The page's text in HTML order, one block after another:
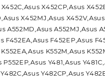
X452CP,Asus
X452MJ,Asus
A552MD,Asus A552MJ,Asus
F452EA,Asus F452EP,Asus
K552M,Asus
Y481,Asus
Y482CP,Asus